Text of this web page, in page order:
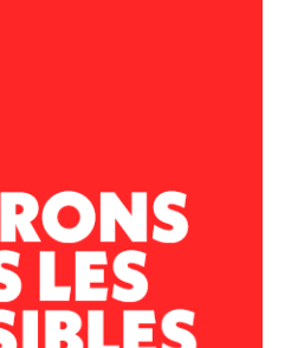
à 18h30 (hors jours fériés)